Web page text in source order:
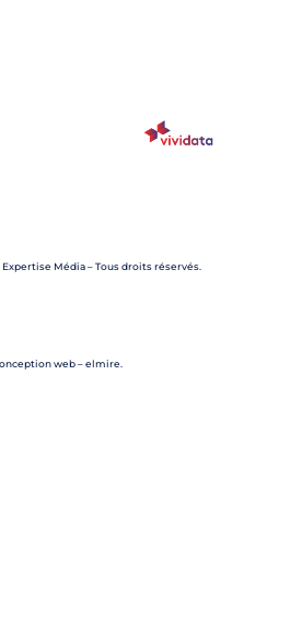
Média – Tous droits réservés.
web – elmire.